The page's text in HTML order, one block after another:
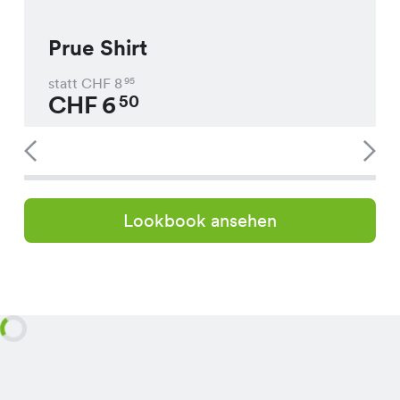
Prue Shirt
statt CHF 895
CHF650
Lookbook ansehen